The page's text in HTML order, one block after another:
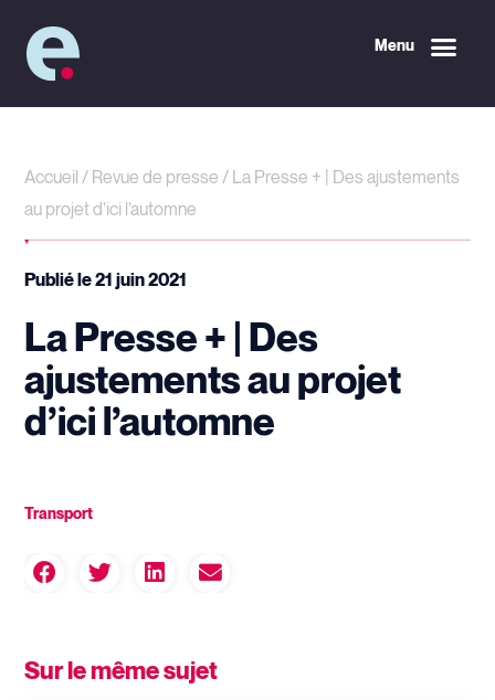
Menu
Accueil / Revue de presse / La Presse + | Des ajustements
au projet d’ici l’automne
Publié le21 juin 2021
La Presse + | Des
ajustements au projet
d’ici l’automne
Transport
Sur le même sujet